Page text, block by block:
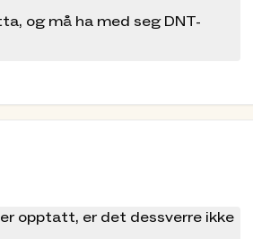
og må ha med seg DNT-
opptatt, er det dessverre ikke